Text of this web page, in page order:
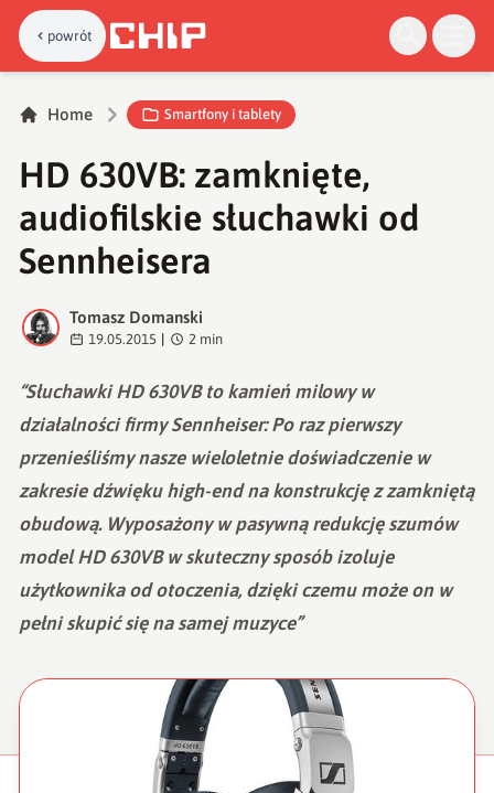
powrót
Home Smartfony i tablety
HD 630VB: zamknięte,
audiofilskie słuchawki od
Sennheisera
T
Tomasz Domanski
19.05.2015 2 min
“Słuchawki HD 630VB to kamień milowy w
działalności firmy Sennheiser: Po raz pierwszy
przenieśliśmy nasze wieloletnie doświadczenie w
zakresie dźwięku high-end na konstrukcję z zamkniętą
obudową. Wyposażony w pasywną redukcję szumów
model HD 630VB w skuteczny sposób izoluje
użytkownika od otoczenia, dzięki czemu może on w
pełni skupić się na samej muzyce”